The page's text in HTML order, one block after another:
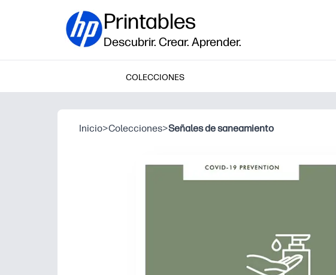
Printables
Descubrir. Crear. Aprender.
COLECCIONES
Inicio>Colecciones>Señales de saneamiento